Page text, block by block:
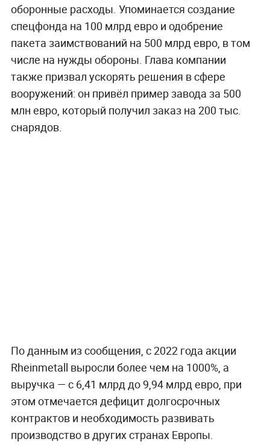
оборонные расходы. Упоминается создание
спецфонда на 100 млрд евро и одобрение
пакета заимствований на 500 млрд евро, в том
числе на нужды обороны. Глава компании
также призвал ускорять решения в сфере
вооружений: он привёл пример завода за 500
млн евро, который получил заказ на 200 тыс.
снарядов.
По данным из сообщения, с 2022 года акции
Rheinmetall выросли более чем на 1000%, а
выручка — с 6,41 млрд до 9,94 млрд евро, при
этом отмечается дефицит долгосрочных
контрактов и необходимость развивать
производство в других странах Европы.